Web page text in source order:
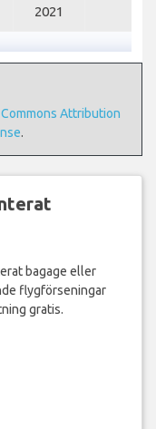
2021
Attribution
.
bagage eller
flygförseningar
gratis.